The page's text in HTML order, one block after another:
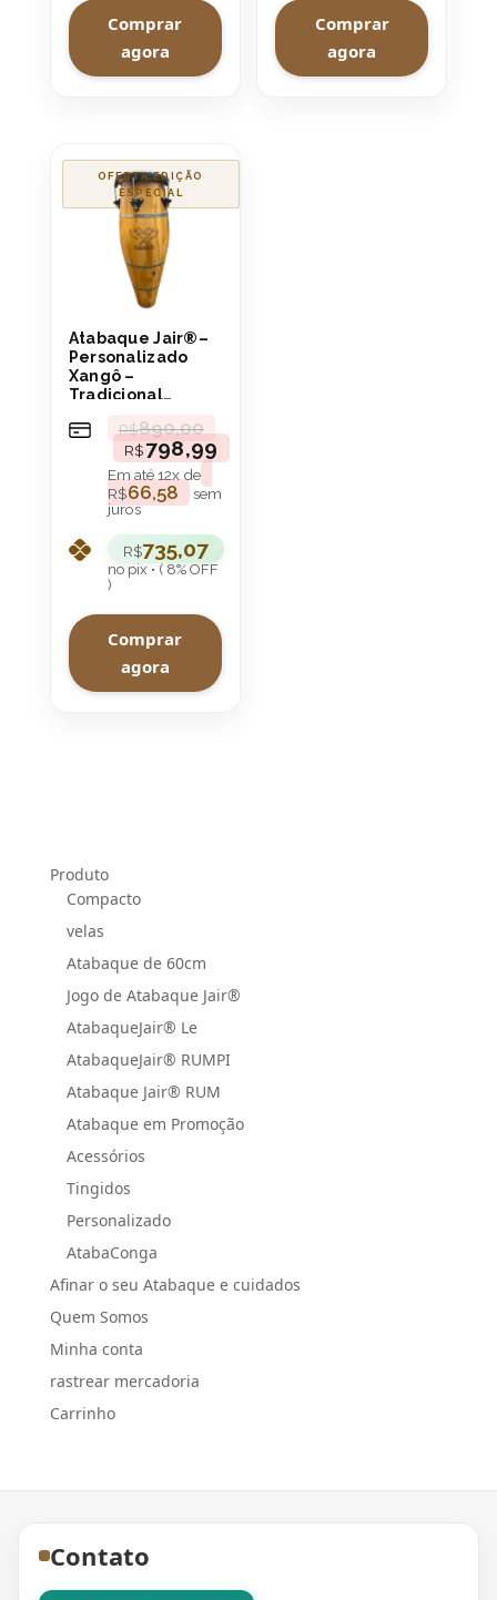
Comprar
agora
Comprar
agora
OFERTA!
Atabaque Jair®–
Personalizado
Xangô –
Tradicional
9″ Aro
Confortável
R$890,00
R$798,99
Em até12x de
R$66,58
sem
juros
R$735,07
no pix • ( 8% OFF
)
Comprar
agora
Produto
Compacto
velas
Atabaque de 60cm
Jogo de Atabaque Jair®
AtabaqueJair® Le
AtabaqueJair® RUMPI
Atabaque Jair® RUM
Atabaque em Promoção
Acessórios
Tingidos
Personalizado
AtabaConga
Afinar o seu Atabaque e cuidados
Quem Somos
Minha conta
rastrear mercadoria
Carrinho
Contato